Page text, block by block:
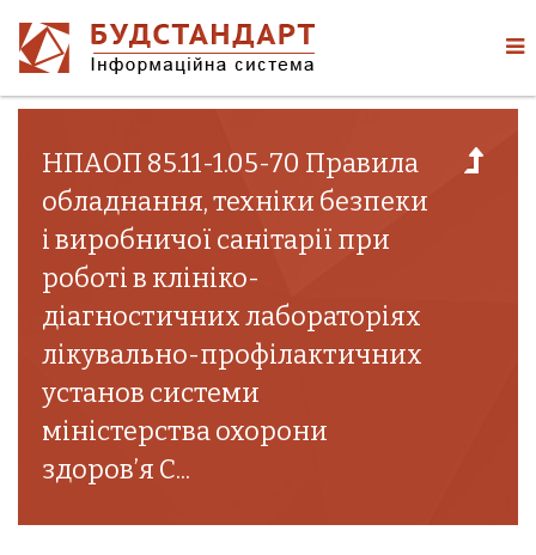
НПАОП 85.11-1.05-70 Правила
обладнання, техніки безпеки
і виробничої санітарії при
роботі в клініко-
діагностичних лабораторіях
лікувально-профілактичних
установ системи
міністерства охорони
здоров’я С...